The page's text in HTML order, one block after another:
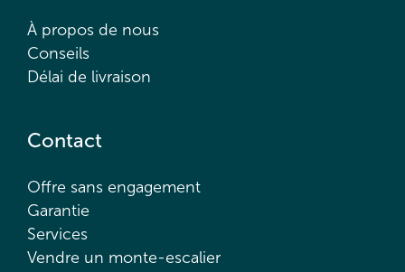
À propos de nous
Conseils
Délai de livraison
Contact
Offre sans engagement
Garantie
Services
Vendre un monte-escalier